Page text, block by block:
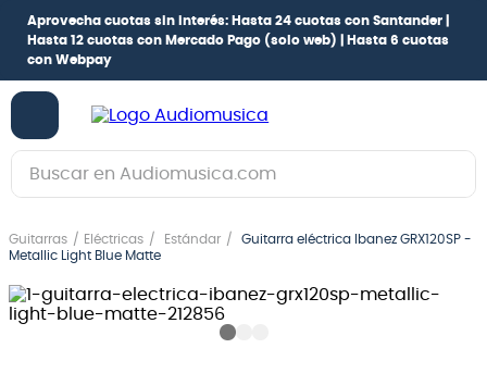
Aprovecha cuotas sin interés: Hasta 24 cuotas con Santander |
Hasta 12 cuotas con Mercado Pago (solo web) |
Hasta 6 cuotas
con Webpay
Buscar en Audiomusica.com
Guitarras Eléctricas Estándar
Guitarra eléctrica Ibanez GRX120SP -
Metallic Light Blue Matte
1.
guitarra electrica
2.
bajo